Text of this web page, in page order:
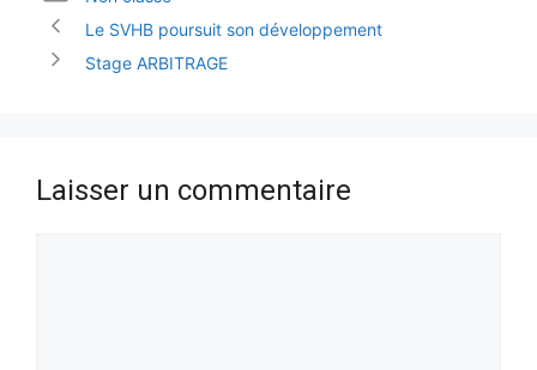
Le SVHB poursuit son développement
Stage ARBITRAGE
Laisser un commentaire